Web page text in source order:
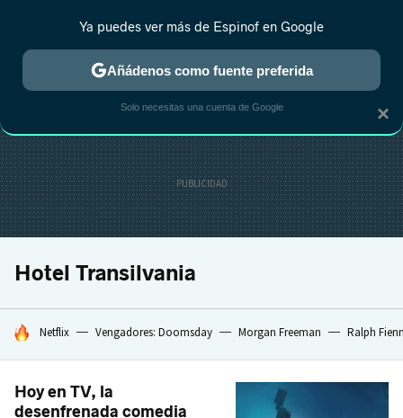
ESTRENOS REALITY ANIME RANKINGS CINE
Hotel Transilvania
HOY SE HABLA DE
Netflix Vengadores: Doomsday Morgan Freeman Ralph
Hoy en TV, la
desenfrenada comedia
×
Ya puedes ver más de Espinof en Google
Añádenos como fuente preferida
Solo necesitas una cuenta de Google